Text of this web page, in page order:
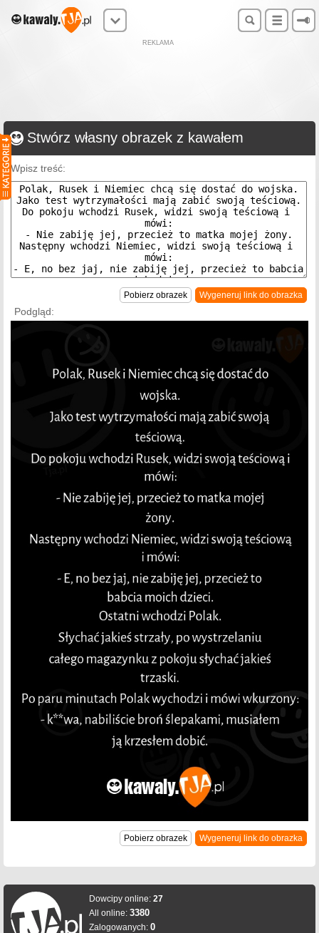
REKLAMA
Stwórz własny obrazek z kawałem
Wpisz treść:
Pobierz obrazek Wygeneruj link do obrazka
Podgląd:
Pobierz obrazek Wygeneruj link do obrazka
Dowcipy online: 27
All online: 3380
Zalogowanych: 0